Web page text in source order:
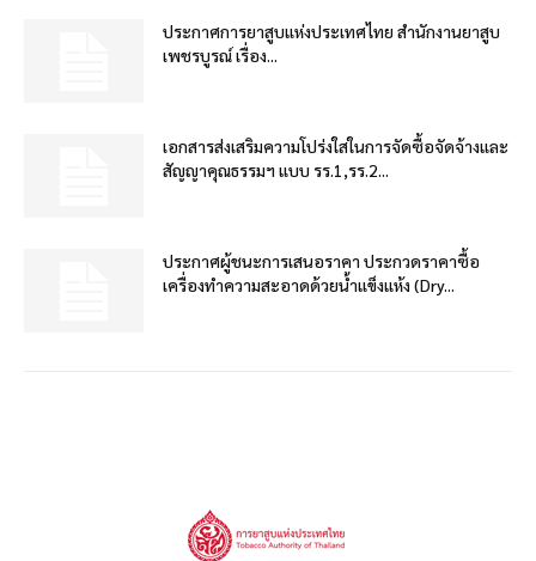
ประกาศการยาสูบแห่งประเทศไทย สำนักงานยาสูบ
เพชรบูรณ์ เรื่อง...
เอกสารส่งเสริมความโปร่งใสในการจัดซื้อจัดจ้างและ
สัญญาคุณธรรมฯ แบบ รร.1,รร.2...
ประกาศผู้ชนะการเสนอราคา ประกวดราคาซื้อ
เครื่องทำความสะอาดด้วยน้ำแข็งแห้ง (Dry...